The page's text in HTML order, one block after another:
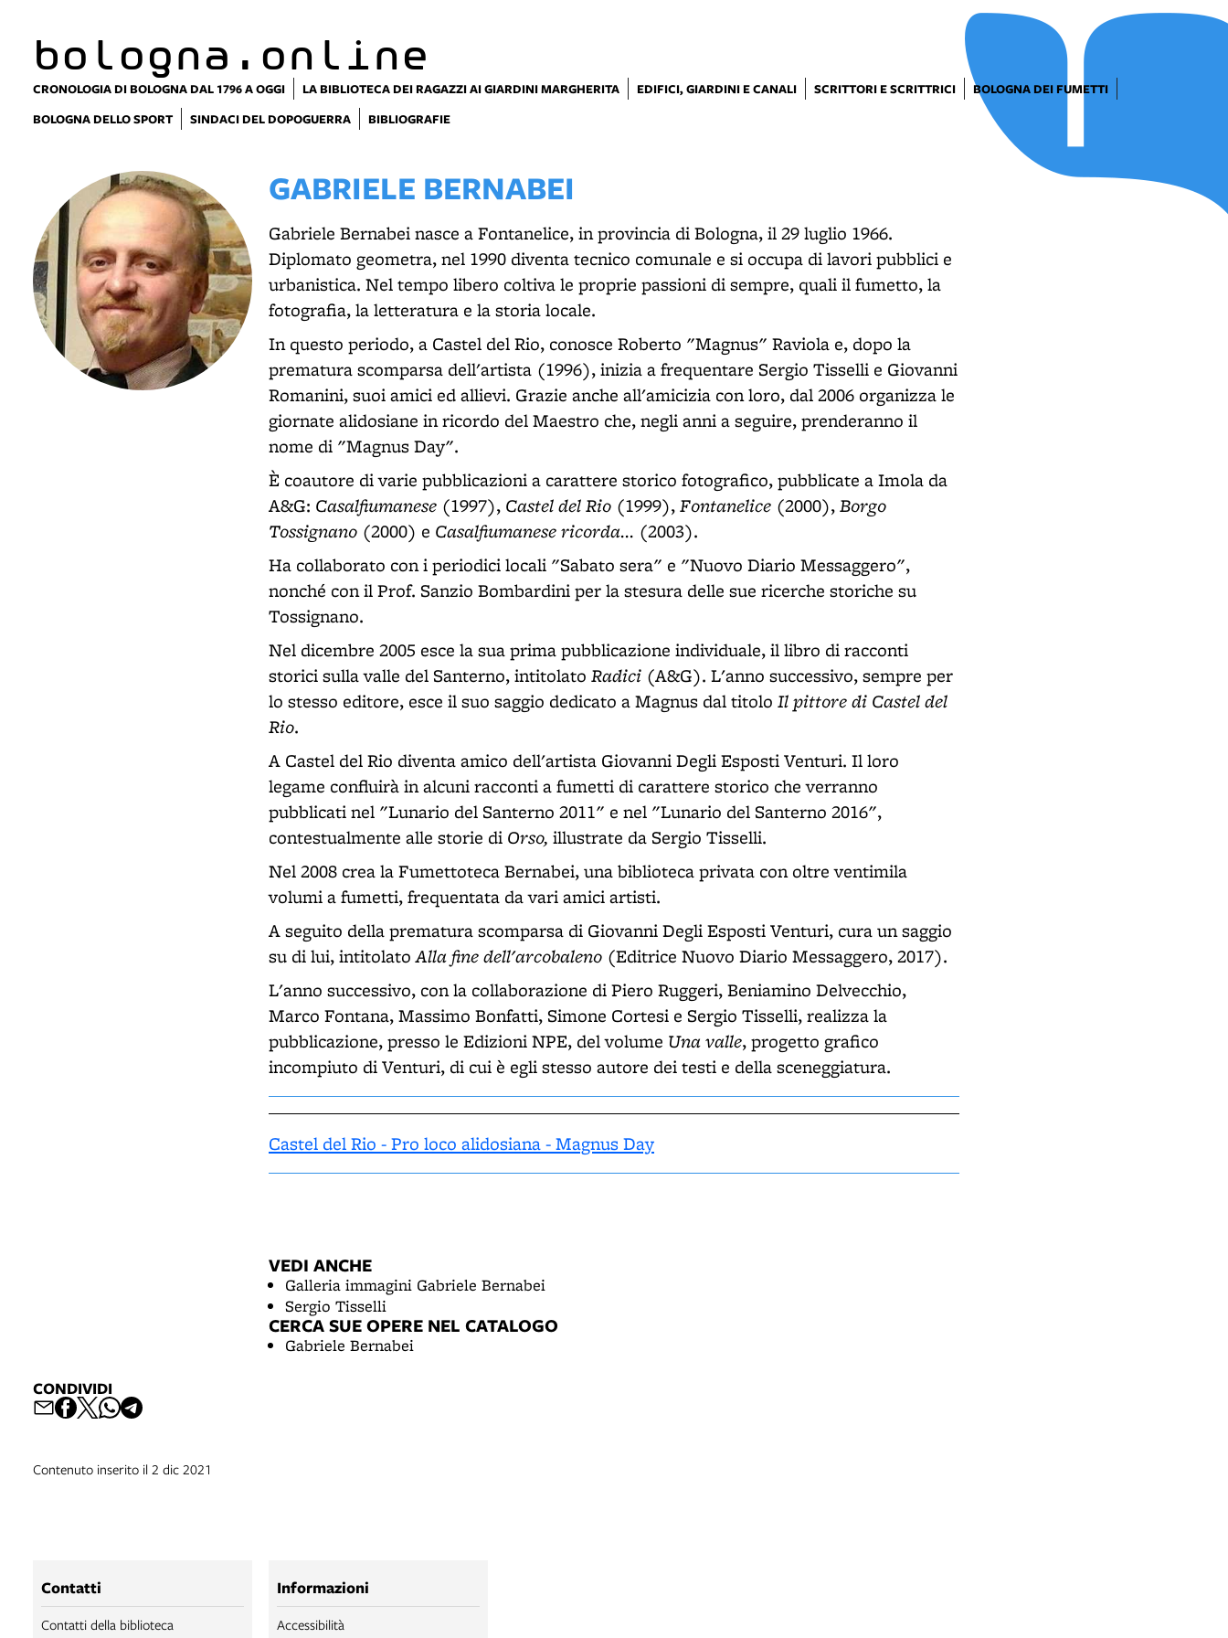
bologna.online
CRONOLOGIA DI BOLOGNA DAL 1796 A OGGI LA BIBLIOTECA DEI RAGAZZI AI GIARDINI MARGHERITA EDIFICI, GIARDINI E CANALI SCRITTORI E SCRITTRICI
BOLOGNA DEI FUMETTI
BOLOGNA DELLO SPORT
SINDACI DEL DOPOGUERRA BIBLIOGRAFIE
GABRIELE BERNABEI
Gabriele Bernabei nasce a Fontanelice, in provincia di Bologna, il 29 luglio 1966.
Diplomato geometra, nel 1990 diventa tecnico comunale e si occupa di lavori pubblici e
urbanistica. Nel tempo libero coltiva le proprie passioni di sempre, quali il fumetto, la
fotografia, la letteratura e la storia locale.
In questo periodo, a Castel del Rio, conosce Roberto "Magnus" Raviola e, dopo la
prematura scomparsa dell'artista (1996), inizia a frequentare Sergio Tisselli e Giovanni
Romanini, suoi amici ed allievi. Grazie anche all'amicizia con loro, dal 2006 organizza le
giornate alidosiane in ricordo del Maestro che, negli anni a seguire, prenderanno il
nome di "Magnus Day".
È coautore di varie pubblicazioni a carattere storico fotografico, pubblicate a Imola da
A&G: Casalfiumanese (1997), Castel del Rio (1999),Fontanelice (2000),Borgo
Tossignano (2000) e Casalfiumanese ricorda... (2003).
Ha collaborato con i periodici locali "Sabato sera" e "Nuovo Diario Messaggero",
nonché con il Prof. Sanzio Bombardini per la stesura delle sue ricerche storiche su
Tossignano.
Nel dicembre 2005 esce la sua prima pubblicazione individuale, il libro di racconti
storici sulla valle del Santerno, intitolato Radici (A&G). L'anno successivo, sempre per
lo stesso editore, esce il suo saggio dedicato a Magnus dal titolo Il pittore di Castel del
Rio.
A Castel del Rio diventa amico dell'artista Giovanni Degli Esposti Venturi. Il loro
legame confluirà in alcuni racconti a fumetti di carattere storico che verranno
pubblicati nel "Lunario del Santerno 2011" e nel "Lunario del Santerno 2016",
contestualmente alle storie di Orso, illustrate da Sergio Tisselli.
Nel 2008 crea la Fumettoteca Bernabei, una biblioteca privata con oltre ventimila
volumi a fumetti, frequentata da vari amici artisti.
A seguito della prematura scomparsa di Giovanni Degli Esposti Venturi, cura un saggio
su di lui, intitolatoAlla fine dell'arcobaleno (Editrice Nuovo Diario Messaggero, 2017).
L'anno successivo, con la collaborazione di Piero Ruggeri, Beniamino Delvecchio,
Marco Fontana, Massimo Bonfatti, Simone Cortesi e Sergio Tisselli, realizza la
pubblicazione, presso le Edizioni NPE, del volume Una valle, progetto grafico
incompiuto di Venturi, di cui è egli stesso autore dei testi e della sceneggiatura.
Castel del Rio - Pro loco alidosiana - Magnus Day
VEDI ANCHE
Galleria immagini Gabriele Bernabei
Sergio Tisselli
CERCA SUE OPERE NEL CATALOGO
Gabriele Bernabei
CONDIVIDI
Contenuto inserito il 2 dic 2021
Contatti
Contatti della biblioteca
Informazioni
Accessibilità